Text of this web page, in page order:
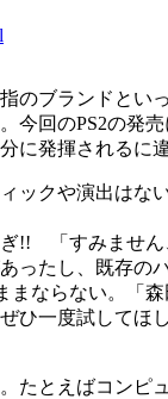
ブランドとい
回のPS2の発
に発揮されるに違
クや演出はな
!! 「すみませ
ったし、既存
ならない。「
ひ一度試して
とえばコンピ